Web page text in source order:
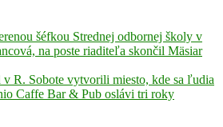
šéfkou Strednej odbornej školy v
na poste riaditeľa skončil Mäsiar
R. Sobote vytvorili miesto, kde sa ľudia
Caffe Bar & Pub oslávi tri roky